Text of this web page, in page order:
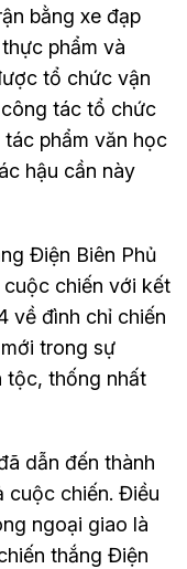
bằng xe đạp
phẩm và
tổ chức vận
tác tổ chức
phẩm văn học
hậu cần này
Điện Biên Phủ
chiến với kết
về đình chỉ chiến
trong sự
tộc, thống nhất
dẫn đến thành
cuộc chiến. Điều
ngoại giao là
thắng Điện